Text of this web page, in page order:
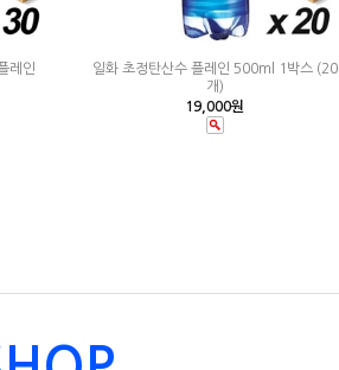
레인
일화 초정탄산수 플레인 500ml 1박스 (20
개)
19,000원